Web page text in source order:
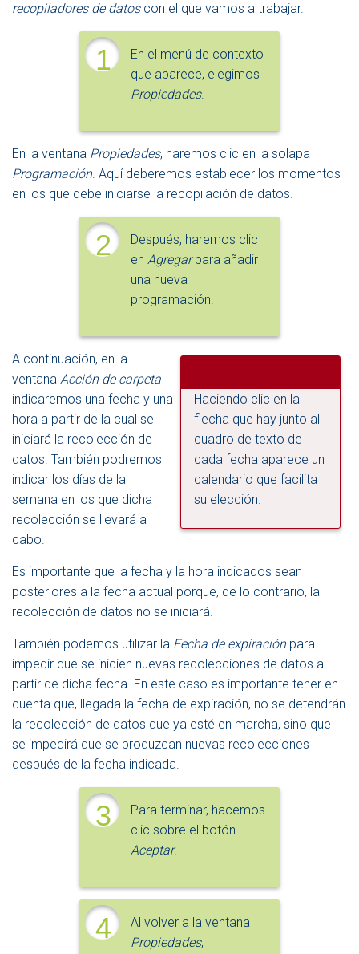
recopiladores de datoscon el que vamos a trabajar.
1
En el menú de contexto
que aparece, elegimos
Propiedades.
En la ventana Propiedades, haremos clic en la solapa
Programación. Aquí deberemos establecer los momentos
en los que debe iniciarse la recopilación de datos.
2
Después, haremos clic
en Agregarpara añadir
una nueva
programación.
Haciendo clic en la
flecha que hay junto al
cuadro de texto de
cada fecha aparece un
calendario que facilita
su elección.
A continuación, en la
ventana Acción de carpeta
indicaremos una fecha y una
hora a partir de la cual se
iniciará la recolección de
datos. También podremos
indicar los días de la
semana en los que dicha
recolección se llevará a
cabo.
Es importante que la fecha y la hora indicados sean
posteriores a la fecha actual porque, de lo contrario, la
recolección de datos no se iniciará.
También podemos utilizar la Fecha de expiraciónpara
impedir que se inicien nuevas recolecciones de datos a
partir de dicha fecha. En este caso es importante tener en
cuenta que, llegada la fecha de expiración, no se detendrán
la recolección de datos que ya esté en marcha, sino que
se impedirá que se produzcan nuevas recolecciones
después de la fecha indicada.
3
Para terminar, hacemos
clic sobre el botón
Aceptar.
4
Al volver a la ventana
Propiedades,